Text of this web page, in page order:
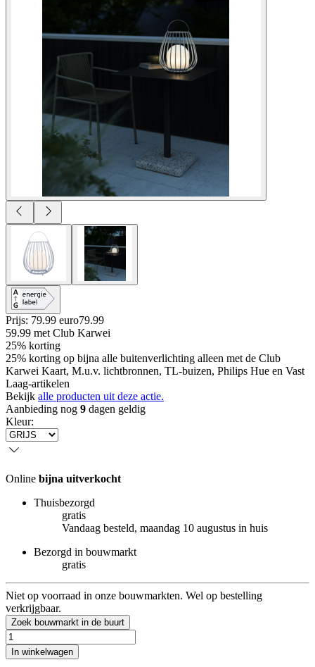
Prijs: 79.99 euro79.99
59.99 met Club Karwei
25% korting
25% korting op bijna alle buitenverlichting alleen met de Club
Karwei Kaart, M.u.v. lichtbronnen, TL-buizen, Philips Hue en Vast
Laag-artikelen
Bekijk alle producten uit deze actie.
Aanbieding nog 9 dagen geldig
Kleur:
Online bijna uitverkocht
Thuisbezorgd
gratis
Vandaag besteld, maandag 10 augustus in huis
Bezorgd in bouwmarkt
gratis
Niet op voorraad in onze bouwmarkten. Wel op bestelling
verkrijgbaar.
Zoek bouwmarkt in de buurt
In winkelwagen